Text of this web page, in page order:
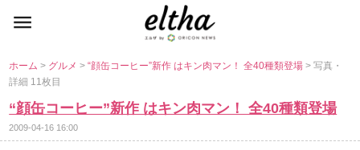
ホーム> グルメ>“顔缶コーヒー”新作 はキン肉マン！ 全40種類登場> 写真・
詳細 11枚目
“顔缶コーヒー”新作 はキン肉マン！ 全40種類登場
2009-04-16 16:00